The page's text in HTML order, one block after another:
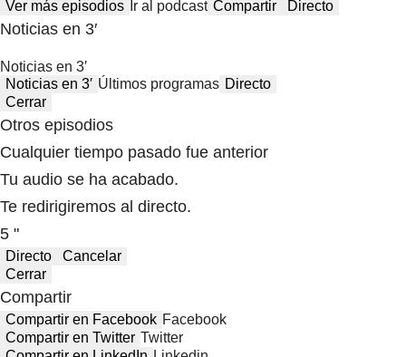
Ver más episodios Ir al podcast Compartir Directo
Noticias en 3′
Noticias en 3′
Noticias en 3′ Últimos programas Directo
Cerrar
Otros episodios
Cualquier tiempo pasado fue anterior
Tu audio se ha acabado.
Te redirigiremos al directo.
5 "
Directo
Cancelar
Cerrar
Compartir
Compartir en Facebook Facebook
Compartir en Twitter Twitter